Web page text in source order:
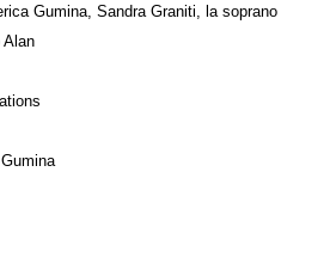
Gumina, Sandra Graniti, la soprano
Alan